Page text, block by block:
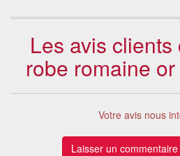
Les avis
robe romaine
Votre avis nous
Laisser un